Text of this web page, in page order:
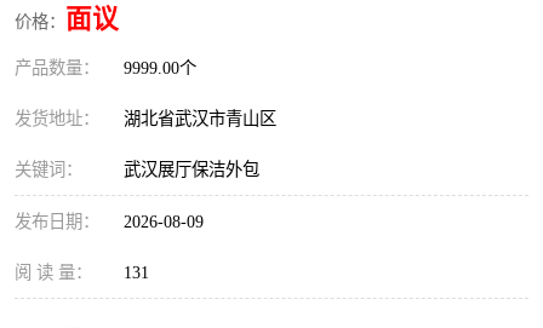
价格： 面议
产品数量： 9999.00个
发货地址： 湖北省武汉市青山区
关键词： 武汉展厅保洁外包
发布日期： 2026-08-09
阅 读 量： 131